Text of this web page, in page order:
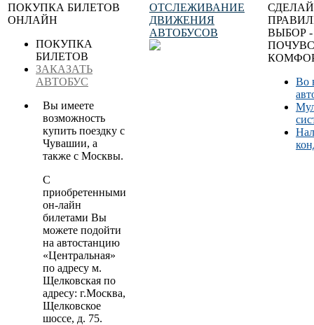
ПОКУПКА БИЛЕТОВ
ОНЛАЙН
ПОКУПКА
БИЛЕТОВ
ЗАКАЗАТЬ
АВТОБУС
Вы имеете
возможность
купить поездку с
Чувашии, а
также с Москвы.
С
приобретенными
он-лайн
билетами Вы
можете подойти
на автостанцию
«Центральная»
по адресу м.
Щелковская по
адресу: г.Москва,
Щелковское
шоссе, д. 75.
ОТСЛЕЖИВАНИЕ
ДВИЖЕНИЯ
АВТОБУСОВ
ВЫБОР -
Во